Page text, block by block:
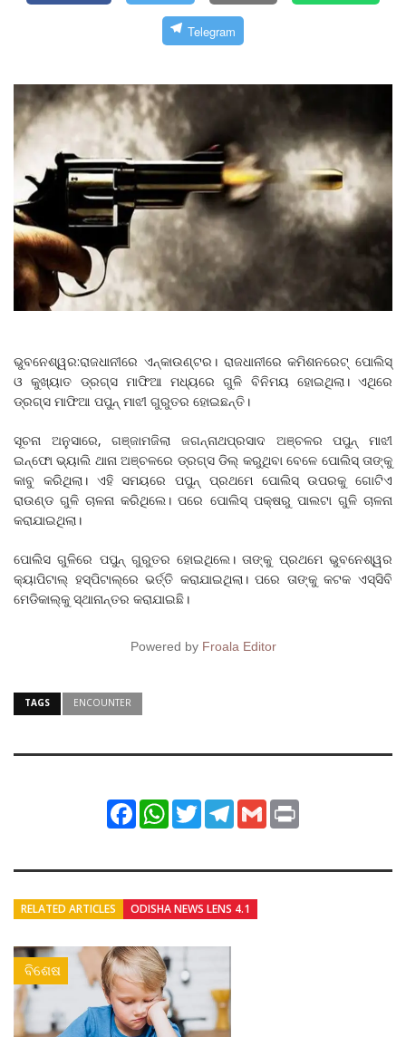
Telegram
ଭୁବନେଶ୍ୱର:ରାଜଧାନୀରେ ଏନ୍‌କାଉଣ୍ଟର। ରାଜଧାନୀରେ କମିଶନରେଟ୍‌ ପୋଲିସ୍‌
ଓ କୁଖ୍ୟାତ ଡ୍ରଗ୍ସ ମାଫିଆ ମଧ୍ୟରେ ଗୁଳି ବିନିମୟ ହୋଇଥିଲା। ଏଥିରେ
ଡ୍ରଗ୍ସ ମାଫିଆ ପପୁନ୍ ମାଝୀ ଗୁରୁତର ହୋଇଛନ୍ତି।
ସୂଚନା ଅନୁସାରେ, ଗଞ୍ଜାମଜିଲା ଜଗନ୍ନାଥପ୍ରସାଦ ଅଞ୍ଚଳର ପପୁନ୍ ମାଝୀ
ଇନ୍‌ଫୋ ଭ୍ୟାଲି ଥାନା ଅଞ୍ଚଳରେ ଡ୍ରଗ୍ସ ଡିଲ୍‌ କରୁଥିବା ବେଳେ ପୋଲିସ୍‌ ତାଙ୍କୁ
କାବୁ କରିଥିଲା। ଏହି ସମୟରେ ପପୁନ୍ ପ୍ରଥମେ ପୋଲିସ୍‌ ଉପରକୁ ଗୋଟିଏ
ରାଉଣ୍ଡ ଗୁଳି ଚାଳନା କରିଥିଲେ। ପରେ ପୋଲିସ୍‌ ପକ୍ଷରୁ ପାଲଟା ଗୁଳି ଚାଳନା
କରାଯାଇଥିଲା।
ପୋଲିସ ଗୁଳିରେ ପପୁନ୍ ଗୁରୁତର ହୋଇଥିଲେ। ତାଙ୍କୁ ପ୍ରଥମେ ଭୁବନେଶ୍ୱର
କ୍ୟାପିଟାଲ୍‌ ହସ୍ପିଟାଲ୍‌ରେ ଭର୍ତ୍ତି କରାଯାଇଥିଲା। ପରେ ତାଙ୍କୁ କଟକ ଏସ୍‌ସିବି
ମେଡିକାଲ୍‌କୁ ସ୍ଥାନାନ୍ତର କରାଯାଇଛି।
Powered by Froala Editor
TAGS ENCOUNTER
FacebookWhatsApp
TwitterTelegram
Gmail
RELATED ARTICLES ODISHA NEWS LENS 4.1
ବିଶେଷ